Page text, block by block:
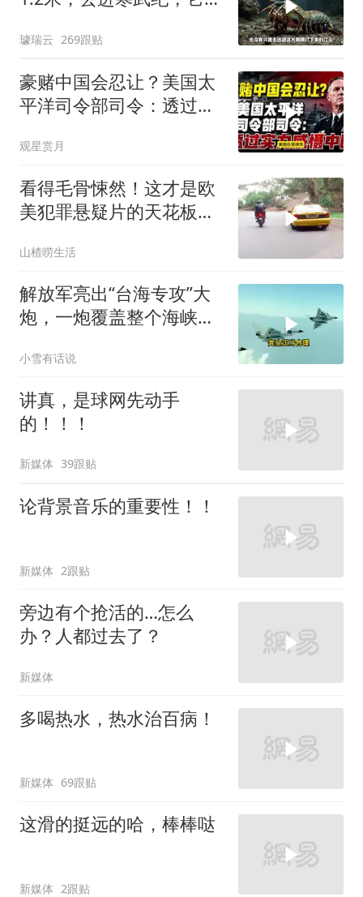
璩瑞云 269跟贴
豪赌中国会忍让？美国太
平洋司令部司令：透过实
观星赏月
看得毛骨悚然！这才是欧
美犯罪悬疑片的天花板，
山楂唠生活
解放军亮出“台海专攻”大
炮，一炮覆盖整个海峡，
小雪有话说
讲真，是球网先动手
的！！！
新媒体 39跟贴
论背景音乐的重要性！！
新媒体 2跟贴
旁边有个抢活的…怎么
办？人都过去了？
新媒体
多喝热水，热水治百病！
新媒体 69跟贴
这滑的挺远的哈，棒棒哒
新媒体 2跟贴